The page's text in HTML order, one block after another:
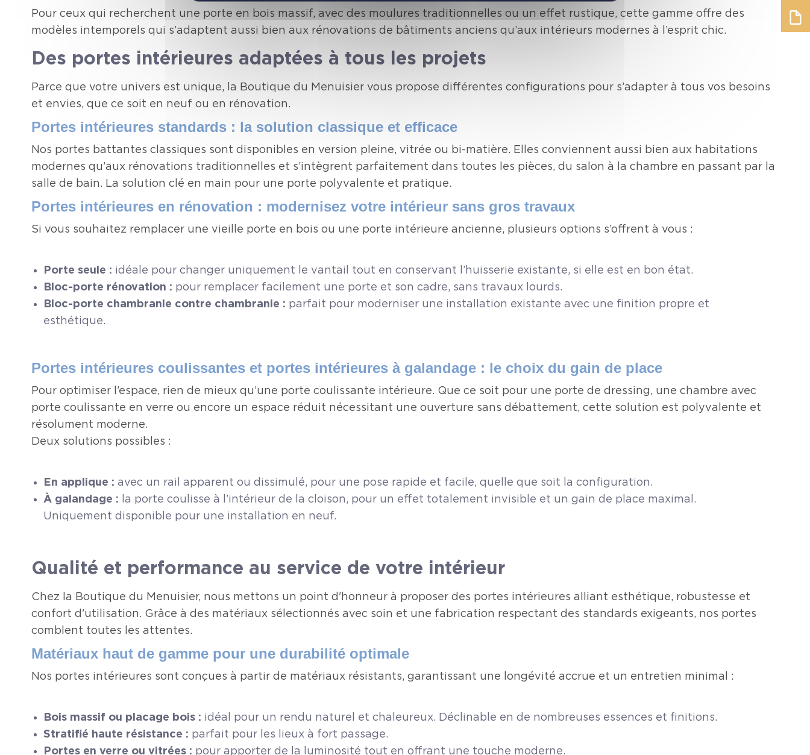
Pour ceux qui recherchent une porte en bois massif, avec des moulures traditionnelles ou un effet rustique, cette gamme offre des
modèles intemporels qui s’adaptent aussi bien aux rénovations de bâtiments anciens qu’aux intérieurs modernes à l’esprit chic.
Des portes intérieures adaptées à tous les projets
Parce que votre univers est unique, la Boutique du Menuisier vous propose différentes configurations pour s’adapter à tous vos besoins
et envies, que ce soit en neuf ou en rénovation.
Portes intérieures standards : la solution classique et efficace
Nos portes battantes classiques sont disponibles en version pleine, vitrée ou bi-matière. Elles conviennent aussi bien aux habitations
modernes qu’aux rénovations traditionnelles et s’intègrent parfaitement dans toutes les pièces, du salon à la chambre en passant par la
salle de bain. La solution clé en main pour une porte polyvalente et pratique.
Portes intérieures en rénovation : modernisez votre intérieur sans gros travaux
Si vous souhaitez remplacer une vieille porte en bois ou une porte intérieure ancienne, plusieurs options s’offrent à vous :
Porte seule : idéale pour changer uniquement le vantail tout en conservant l’huisserie existante, si elle est en bon état.
Bloc-porte rénovation : pour remplacer facilement une porte et son cadre, sans travaux lourds.
Bloc-porte chambranle contre chambranle : parfait pour moderniser une installation existante avec une finition propre et
esthétique.
Portes intérieures coulissantes et portes intérieures à galandage : le choix du gain de place
Pour optimiser l’espace, rien de mieux qu’une porte coulissante intérieure. Que ce soit pour une porte de dressing, une chambre avec
porte coulissante en verre ou encore un espace réduit nécessitant une ouverture sans débattement, cette solution est polyvalente et
résolument moderne.
Deux solutions possibles :
En applique : avec un rail apparent ou dissimulé, pour une pose rapide et facile, quelle que soit la configuration.
À galandage : la porte coulisse à l’intérieur de la cloison, pour un effet totalement invisible et un gain de place maximal.
Uniquement disponible pour une installation en neuf.
Qualité et performance au service de votre intérieur
Chez la Boutique du Menuisier, nous mettons un point d'honneur à proposer des portes intérieures alliant esthétique, robustesse et
confort d'utilisation. Grâce à des matériaux sélectionnés avec soin et une fabrication respectant des standards exigeants, nos portes
comblent toutes les attentes.
Matériaux haut de gamme pour une durabilité optimale
Nos portes intérieures sont conçues à partir de matériaux résistants, garantissant une longévité accrue et un entretien minimal :
Bois massif ou placage bois : idéal pour un rendu naturel et chaleureux. Déclinable en de nombreuses essences et finitions.
Stratifié haute résistance : parfait pour les lieux à fort passage.
Portes en verre ou vitrées : pour apporter de la luminosité tout en offrant une touche moderne.